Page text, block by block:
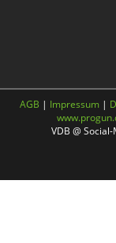
AGB | Impressum |
VDB @